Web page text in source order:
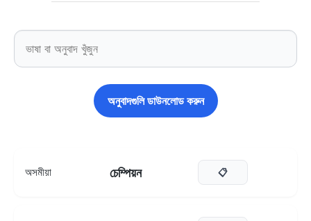
অনুবাদগুলি ডাউনলোড করুন
অসমীয়া চেম্পিয়ন 📋